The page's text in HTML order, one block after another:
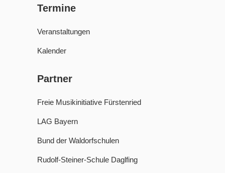
Termine
Veranstaltungen
Kalender
Partner
Freie Musikinitiative Fürstenried
LAG Bayern
Bund der Waldorfschulen
Rudolf-Steiner-Schule Daglfing